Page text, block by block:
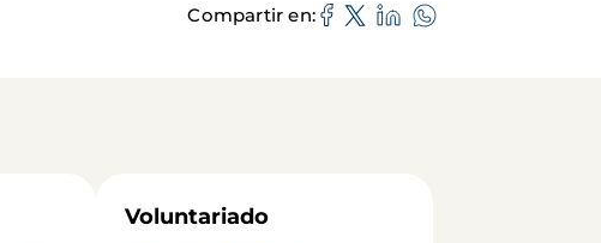
Compartir en
Voluntariado